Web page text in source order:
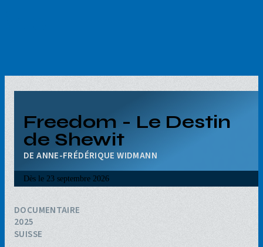
Freedom - Le Destin
de Shewit
ANNE-FRÉDÉRIQUE WIDMANN
Dès le 23 septembre 2026
DOCUMENTAIRE
2025
SUISSE